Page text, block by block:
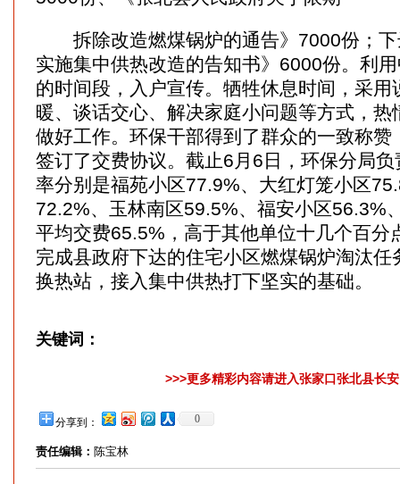
拆除改造燃煤锅炉的通告》7000份；下
实施集中供热改造的告知书》6000份。利
的时间段，入户宣传。牺牲休息时间，采用
暖、谈话交心、解决家庭小问题等方式，热
做好工作。环保干部得到了群众的一致称赞
签订了交费协议。截止6月6日，环保分局
率分别是福苑小区77.9%、大红灯笼小区
72.2%、玉林南区59.5%、福安小区56.3%
平均交费65.5%，高于其他单位十几个百分
完成县政府下达的住宅小区燃煤锅炉淘汰任
换热站，接入集中供热打下坚实的基础。
关键词：
>>>更多精彩内容请进入张家口张北县长
分享到： 0
责任编辑： 陈宝林